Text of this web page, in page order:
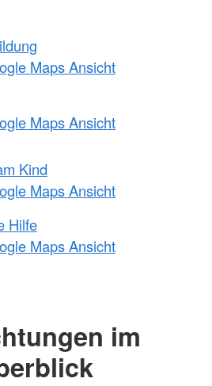
Maps Ansicht
Maps Ansicht
Kind
Maps Ansicht
Hilfe
Maps Ansicht
im